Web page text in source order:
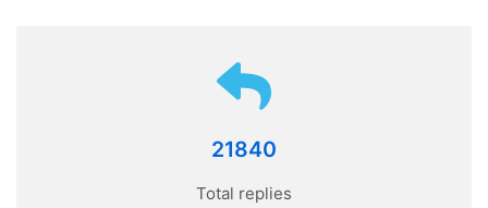
21840
Total replies